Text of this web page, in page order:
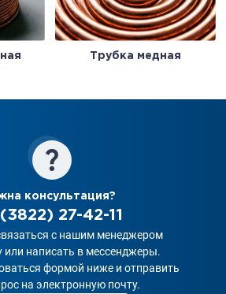
Трубка медная
консультация?
27-42-11
с нашим менеджером
или написать в мессенджеры.
формой ниже и отправить
на электронную почту.